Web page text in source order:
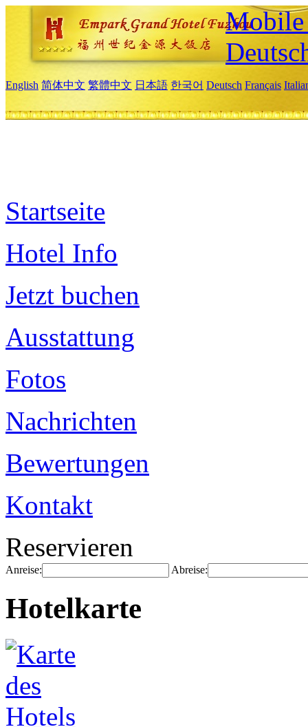
Mobile
English 简体中文 繁體中文 日本語 한국어 Deutsch Français
Startseite
Hotel Info
Jetzt buchen
Ausstattung
Fotos
Nachrichten
Bewertungen
Kontakt
Reservieren
Anreise: Abreise:
Hotelkarte